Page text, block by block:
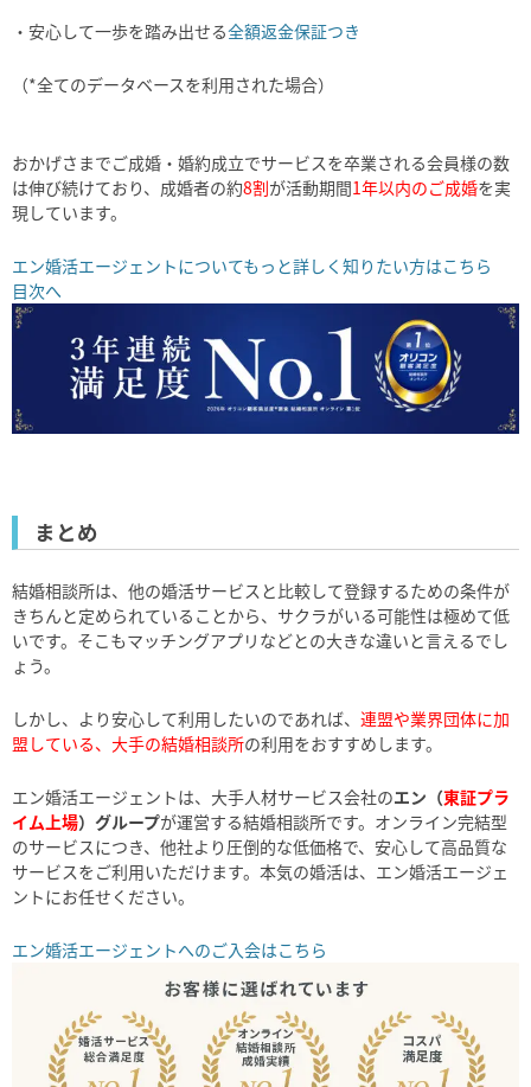
・安心して一歩を踏み出せる全額返金保証つき
（*全てのデータベースを利用された場合）
おかげさまでご成婚・婚約成立でサービスを卒業される会員様の数
は伸び続けており、成婚者の約8割が活動期間1年以内のご成婚を実
現しています。
エン婚活エージェントについてもっと詳しく知りたい方はこちら
目次へ
まとめ
結婚相談所は、他の婚活サービスと比較して登録するための条件が
きちんと定められていることから、サクラがいる可能性は極めて低
いです。そこもマッチングアプリなどとの大きな違いと言えるでし
ょう。
しかし、より安心して利用したいのであれば、 連盟や業界団体に加
盟している、大手の結婚相談所の利用をおすすめします。
エン婚活エージェントは、大手人材サービス会社のエン（東証プラ
イム上場）グループが運営する結婚相談所です。オンライン完結型
のサービスにつき、他社より圧倒的な低価格で、安心して高品質な
サービスをご利用いただけます。本気の婚活は、エン婚活エージェ
ントにお任せください。
エン婚活エージェントへのご入会はこちら